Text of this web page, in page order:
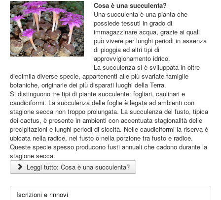
Cosa è una succulenta?
Una succulenta è una pianta che
possiede tessuti in grado di
immagazzinare acqua, grazie ai quali
può vivere per lunghi periodi in assenza
di pioggia ed altri tipi di
approvvigionamento idrico.
La succulenza si è sviluppata in oltre
diecimila diverse specie, appartenenti alle più svariate famiglie
botaniche, originarie dei più disparati luoghi della Terra.
Si distinguono tre tipi di piante succulente: fogliari, caulinari e
caudiciformi. La succulenza delle foglie è legata ad ambienti con
stagione secca non troppo prolungata. La succulenza del fusto, tipica
dei cactus, è presente in ambienti con accentuata stagionalità delle
precipitazioni e lunghi periodi di siccità. Nelle caudiciformi la riserva è
ubicata nella radice, nel fusto o nella porzione tra fusto e radice.
Queste specie spesso producono fusti annuali che cadono durante la
stagione secca.
Leggi tutto: Cosa è una succulenta?
Iscrizioni e rinnovi